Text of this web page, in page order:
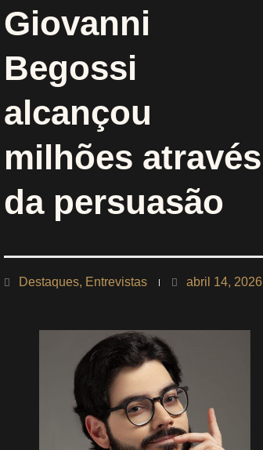
Giovanni
Begossi
alcançou
milhões através
da persuasão
Destaques, Entrevistas abril 14, 2026